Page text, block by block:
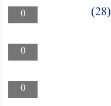
0
0
0